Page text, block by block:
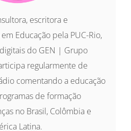
escritora e
Educação pela PUC-Rio,
do GEN | Grupo
regularmente de
comentando a educação
de formação
no Brasil, Colômbia e
Latina.